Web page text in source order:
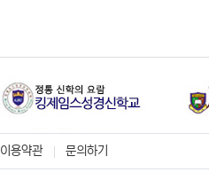
이용약관 문의하기